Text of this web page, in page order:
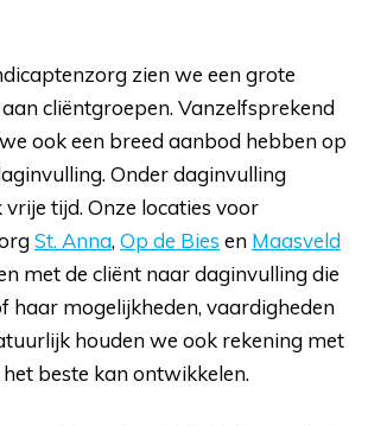
zien we een grote
cliëntgroepen. Vanzelfsprekend
ook een breed aanbod hebben op
Onder daginvulling
tijd. Onze locaties voor
St. Anna, Op de Bies en Maasveld
met de cliënt naar daginvulling die
haar mogelijkheden, vaardigheden
houden we ook rekening met
beste kan ontwikkelen.